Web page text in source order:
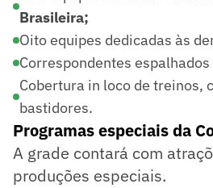
Brasileira;
Oito equipes dedicadas às
Correspondentes
Cobertura in loco de treinos,
bastidores.
Programas especiais da
A grade contará com
produções especiais.